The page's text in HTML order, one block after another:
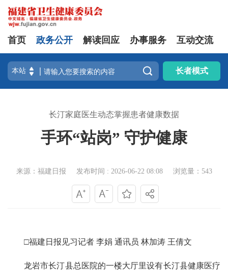
首页 政务公开 解读回应 办事服务 互动交流
 长者模式
长汀家庭医生动态掌握患者健康数据
手环“站岗” 守护健康
来源：福建日报 发布时间 : 2026-06-22 08:08 浏览量：543
□福建日报见习记者 李娟 通讯员 林加涛 王倩文
龙岩市长汀县总医院的一楼大厅里设有长汀县健康医疗